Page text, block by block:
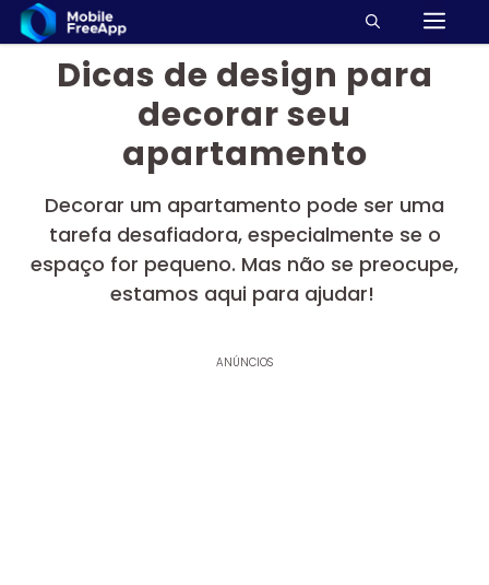
Pular
para
conteúdoDicas de design para
decorar seu
apartamento
Decorar um apartamento pode ser uma
tarefa desafiadora, especialmente se o
espaço for pequeno. Mas não se preocupe,
estamos aqui para ajudar!
ANÚNCIOS